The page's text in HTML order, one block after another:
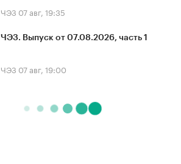
ЧЭЗ 07 авг, 19:35
ЧЭЗ. Выпуск от 07.08.2026, часть 1
ЧЭЗ 07 авг, 19:00